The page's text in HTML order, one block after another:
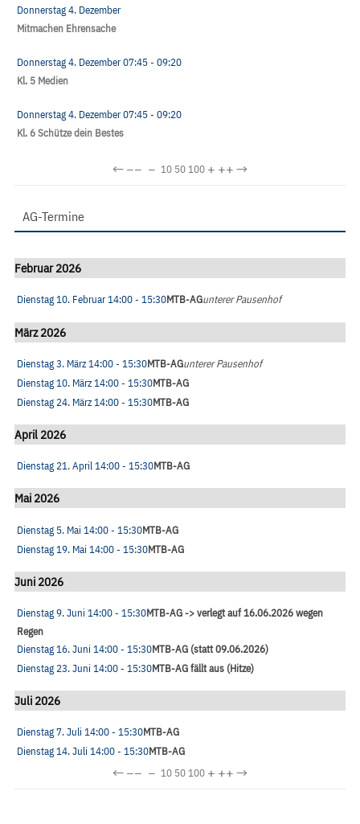
Donnerstag 4. Dezember
Mitmachen Ehrensache
Donnerstag 4. Dezember07:45- 09:20
Kl. 5 Medien
Donnerstag 4. Dezember07:45- 09:20
Kl. 6 Schütze dein Bestes
←−− − 10 50100 + ++→
AG-Termine
Februar 2026
Dienstag 10. Februar14:00- 15:30MTB-AGunterer Pausenhof
März 2026
Dienstag 3. März14:00- 15:30MTB-AGunterer Pausenhof
Dienstag 10. März14:00- 15:30MTB-AG
Dienstag 24. März14:00- 15:30MTB-AG
April 2026
Dienstag 21. April14:00- 15:30MTB-AG
Mai 2026
Dienstag 5. Mai 14:00- 15:30MTB-AG
Dienstag 19. Mai 14:00- 15:30MTB-AG
Juni 2026
Dienstag 9. Juni 14:00- 15:30MTB-AG -> verlegt auf 16.06.2026 wegen
Regen
Dienstag 16. Juni 14:00- 15:30MTB-AG (statt 09.06.2026)
Dienstag 23. Juni 14:00- 15:30MTB-AG fällt aus (Hitze)
Juli 2026
Dienstag 7. Juli 14:00- 15:30MTB-AG
Dienstag 14. Juli 14:00- 15:30MTB-AG
←−− − 10 50100 + ++→